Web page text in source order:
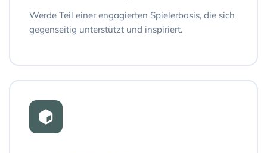
Werde Teil einer engagierten Spielerbasis, die sich
gegenseitig unterstützt und inspiriert.